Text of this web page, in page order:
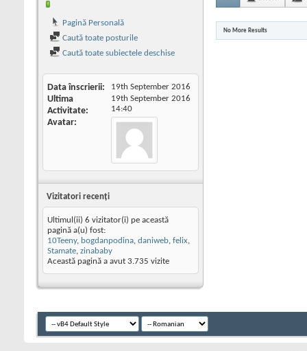
Pagină Personală
Caută toate posturile
Caută toate subiectele deschise
Data înscrierii 19th September 2016
Ultima
Activitate
19th September 2016
14:40
Avatar
Vizitatori recenţi
Ultimul(ii) 6 vizitator(i) pe această
pagină a(u) fost:
10Teeny, bogdanpodina, daniweb, felix,
Stamate, zinababy
Această pagină a avut 3.735 vizite
No More Results